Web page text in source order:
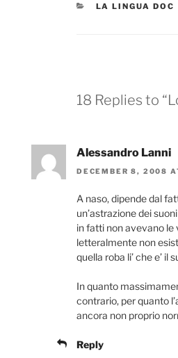
CATEGORIES
LA LINGUA DOC
18 Replies to
Alessandro Lanni
DECEMBER 8, 2008
A naso, dipende dal
un’astrazione dei
in fatti non avevano le
letteralmente non
quella roba li’ che e’ il
In quanto
contrario, per quanto
ancora non proprio
Reply